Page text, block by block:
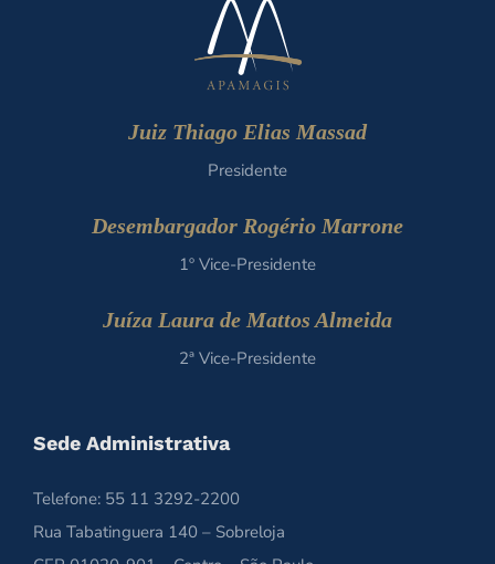
Juiz Thiago Elias Massad
Presidente
Desembargador Rogério Marrone
1º Vice-Presidente
Juíza Laura de Mattos Almeida
2ª Vice-Presidente
Sede Administrativa
Telefone: 55 11 3292-2200
Rua Tabatinguera 140 – Sobreloja